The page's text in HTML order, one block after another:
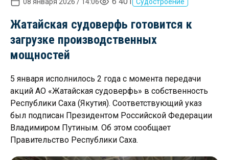
Жатайская судоверфь готовится к
загрузке производственных
мощностей
5 января исполнилось 2 года с момента передачи
акций АО «Жатайская судоверфь» в собственность
Республики Саха (Якутия). Соответствующий указ
был подписан Президентом Российской Федерации
Владимиром Путиным. Об этом сообщает
Правительство Республики Саха.